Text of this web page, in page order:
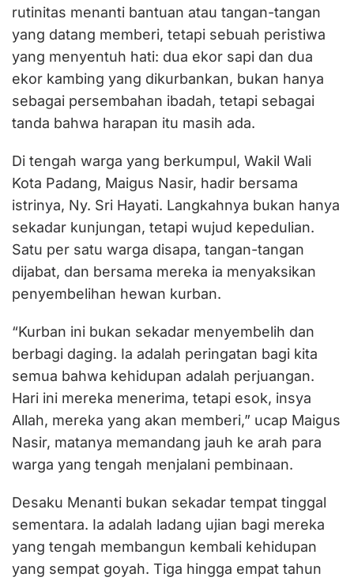
rutinitas menanti bantuan atau tangan-tangan
yang datang memberi, tetapi sebuah peristiwa
yang menyentuh hati: dua ekor sapi dan dua
ekor kambing yang dikurbankan, bukan hanya
sebagai persembahan ibadah, tetapi sebagai
tanda bahwa harapan itu masih ada.
Di tengah warga yang berkumpul, Wakil Wali
Kota Padang, Maigus Nasir, hadir bersama
istrinya, Ny. Sri Hayati. Langkahnya bukan hanya
sekadar kunjungan, tetapi wujud kepedulian.
Satu per satu warga disapa, tangan-tangan
dijabat, dan bersama mereka ia menyaksikan
penyembelihan hewan kurban.
“Kurban ini bukan sekadar menyembelih dan
berbagi daging. Ia adalah peringatan bagi kita
semua bahwa kehidupan adalah perjuangan.
Hari ini mereka menerima, tetapi esok, insya
Allah, mereka yang akan memberi,” ucap Maigus
Nasir, matanya memandang jauh ke arah para
warga yang tengah menjalani pembinaan.
Desaku Menanti bukan sekadar tempat tinggal
sementara. Ia adalah ladang ujian bagi mereka
yang tengah membangun kembali kehidupan
yang sempat goyah. Tiga hingga empat tahun